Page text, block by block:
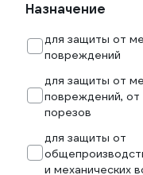
Назначение
для защиты от
повреждений
для защиты от
повреждений, от
порезов
для защиты от
и механических